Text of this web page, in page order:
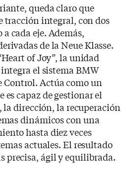
queda claro que
tracción integral, con dos
cada eje. Además,
de la Neue Klasse.
of Joy”, la unidad
el sistema BMW
Actúa como un
capaz de gestionar el
dirección, la recuperación
dinámicos con una
hasta diez veces
actuales. El resultado
precisa, ágil y equilibrada.